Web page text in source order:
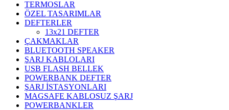
TERMOSLAR
ÖZEL TASARIMLAR
DEFTERLER
13x21 DEFTER
ÇAKMAKLAR
BLUETOOTH SPEAKER
ŞARJ KABLOLARI
USB FLASH BELLEK
POWERBANK DEFTER
ŞARJ İSTASYONLARI
MAGSAFE KABLOSUZ ŞARJ
POWERBANKLER